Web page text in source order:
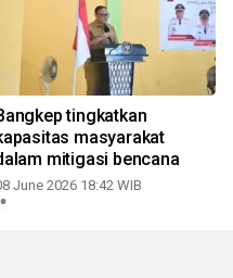
tingkatkan
masyarakat
mitigasi bencana
June 2026 18:42 WIB